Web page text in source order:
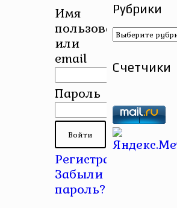
Имя
пользователя
или
email
Пароль
Регистрация
Забыли
пароль?
Рубрики
Рубрики
Счетчики